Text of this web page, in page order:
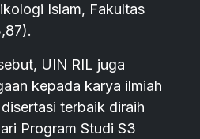
Islam, Fakultas
UIN RIL juga
kepada karya ilmiah
terbaik diraih
Program Studi S3